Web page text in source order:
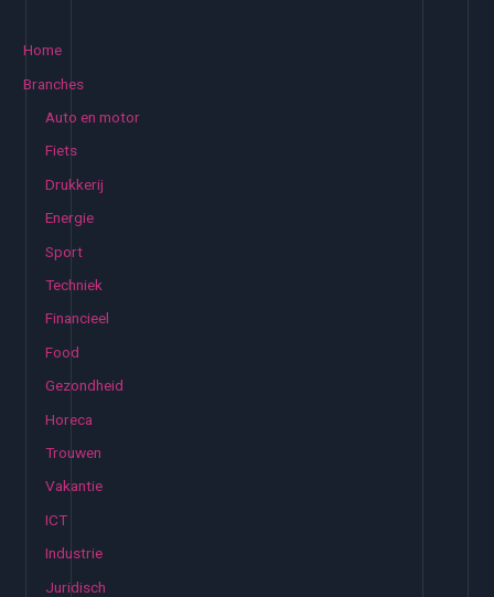
Home
Branches
Auto en motor
Fiets
Drukkerij
Energie
Sport
Techniek
Financieel
Food
Gezondheid
Horeca
Trouwen
Vakantie
ICT
Industrie
Juridisch